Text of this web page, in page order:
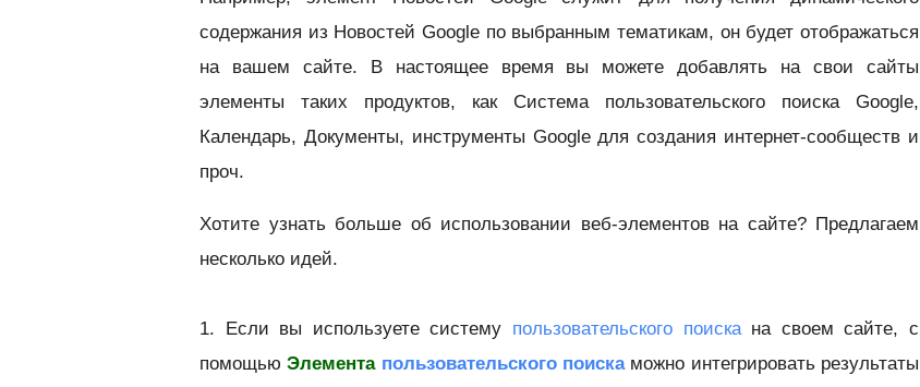
содержания из Новостей Google по выбранным тематикам, он будет отображаться
на вашем сайте. В настоящее время вы можете добавлять на свои сайты
элементы таких продуктов, как Система пользовательского поиска Google,
Календарь, Документы, инструменты Google для создания интернет-сообществ и
проч.
Хотите узнать больше об использовании веб-элементов на сайте? Предлагаем
несколько идей.
1. Если вы используете систему пользовательского поискана своем сайте, с
помощьюЭлемента пользовательского поискаможно интегрировать результаты